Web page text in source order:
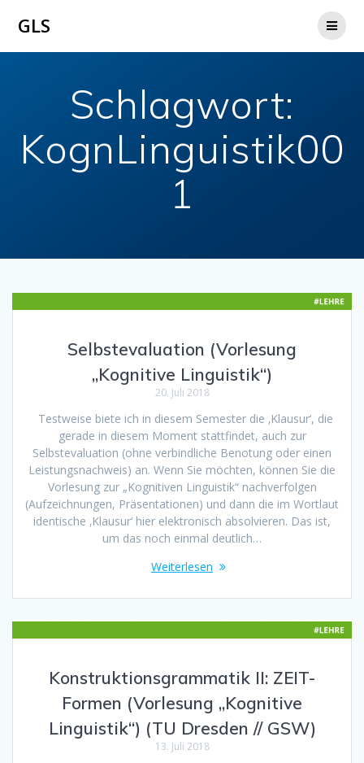
GLS
Schlagwort:
KognLinguistik00
1
Selbstevaluation (Vorlesung
„Kognitive Linguistik“)
20. Juli 2018
Testweise biete ich in diesem Semester die ‚Klausur‘, die
gerade in diesem Moment stattfindet, auch zur
Selbstevaluation (ohne verbindliche Benotung oder einen
Leistungsnachweis) an. Wenn Sie möchten, können Sie die
Vorlesung zur „Kognitiven Linguistik“ nachverfolgen
(Aufzeichnungen, Präsentationen) und dann die im Wortlaut
identische ‚Klausur‘ hier elektronisch absolvieren. Das ist,
um das noch einmal deutlich…
Weiterlesen
Konstruktionsgrammatik II: ZEIT-
Formen (Vorlesung „Kognitive
Linguistik“) (TU Dresden // GSW)
13. Juli 2018